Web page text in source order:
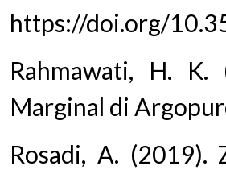
https://doi.org/
Rahmawati, H. K.
Marginal di
Rosadi, A. (2019).